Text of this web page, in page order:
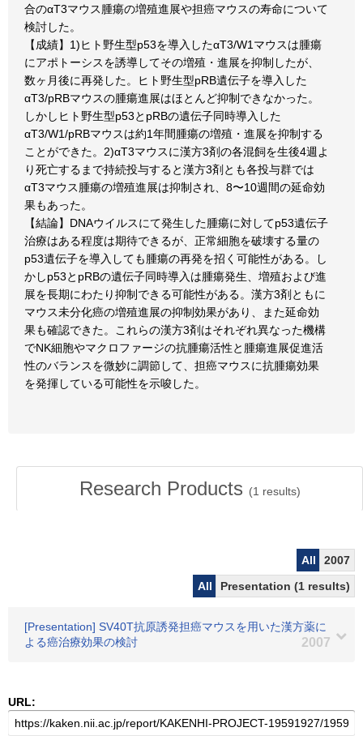
合のαT3マウス腫瘍の増殖進展や担癌マウスの寿命について
検討した。
【成績】1)ヒト野生型p53を導入したαT3/W1マウスは腫瘍
にアポトーシスを誘導してその増殖・進展を抑制したが、
数ヶ月後に再発した。ヒト野生型pRB遺伝子を導入した
αT3/pRBマウスの腫瘍進展はほとんど抑制できなかった。
しかしヒト野生型p53とpRBの遺伝子同時導入した
αT3/W1/pRBマウスは約1年間腫瘍の増殖・進展を抑制する
ことができた。2)αT3マウスに漢方3剤の各混飼を生後4週よ
り死亡するまで持続投与すると漢方3剤とも各投与群では
αT3マウス腫瘍の増殖進展は抑制され、8〜10週間の延命効
果もあった。
【結論】DNAウイルスにて発生した腫瘍に対してp53遺伝子
治療はある程度は期待できるが、正常細胞を破壊する量の
p53遺伝子を導入しても腫瘍の再発を招く可能性がある。し
かしp53とpRBの遺伝子同時導入は腫瘍発生、増殖および進
展を長期にわたり抑制できる可能性がある。漢方3剤ともに
マウス未分化癌の増殖進展の抑制効果があり、また延命効
果も確認できた。これらの漢方3剤はそれぞれ異なった機構
でNK細胞やマクロファージの抗腫瘍活性と腫瘍進展促進活
性のバランスを微妙に調節して、担癌マウスに抗腫瘍効果
を発揮している可能性を示唆した。
Research Products (1 results)
All
2007
All
Presentation (1 results)
[Presentation] SV40T抗原誘発担癌マウスを用いた漢方薬に
よる癌治療効果の検討
2007
URL: